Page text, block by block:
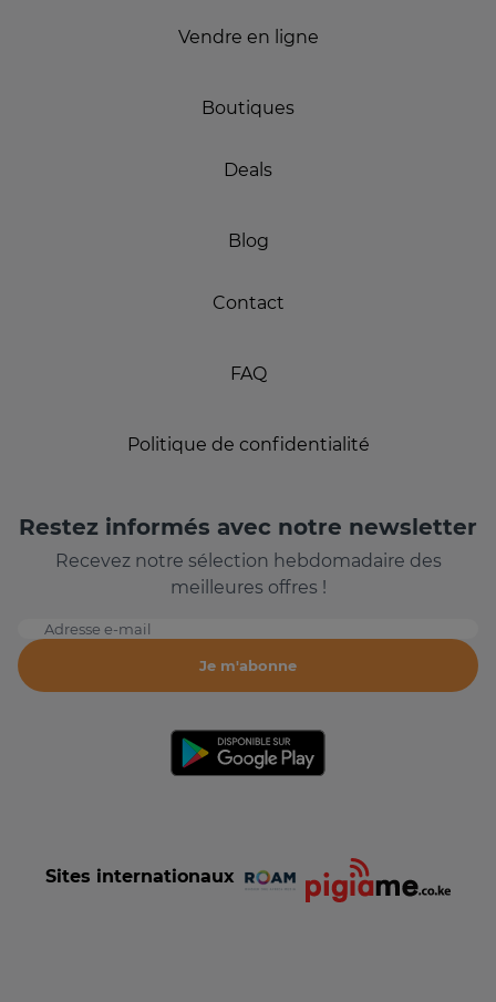
Vendre en ligne
Boutiques
Deals
Blog
Contact
FAQ
Politique de confidentialité
Restez informés avec notre newsletter
Recevez notre sélection hebdomadaire des
meilleures offres !
Adresse e-mail
Je m'abonne
Sites internationaux